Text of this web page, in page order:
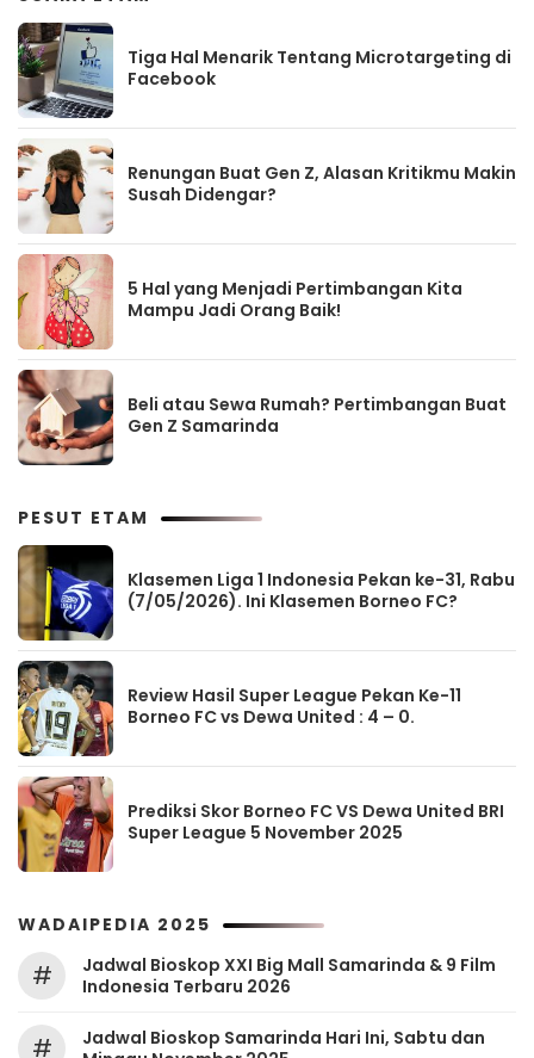
Tiga Hal Menarik Tentang Microtargeting di
Facebook
Renungan Buat Gen Z, Alasan Kritikmu Makin
Susah Didengar?
5 Hal yang Menjadi Pertimbangan Kita
Mampu Jadi Orang Baik!
Beli atau Sewa Rumah? Pertimbangan Buat
Gen Z Samarinda
PESUT ETAM
Klasemen Liga 1 Indonesia Pekan ke-31, Rabu
(7/05/2026). Ini Klasemen Borneo FC?
Review Hasil Super League Pekan Ke-11
Borneo FC vs Dewa United : 4 – 0.
Prediksi Skor Borneo FC VS Dewa United BRI
Super League 5 November 2025
WADAIPEDIA 2025
#
Jadwal Bioskop XXI Big Mall Samarinda & 9 Film
Indonesia Terbaru 2026
#
Jadwal Bioskop Samarinda Hari Ini, Sabtu dan